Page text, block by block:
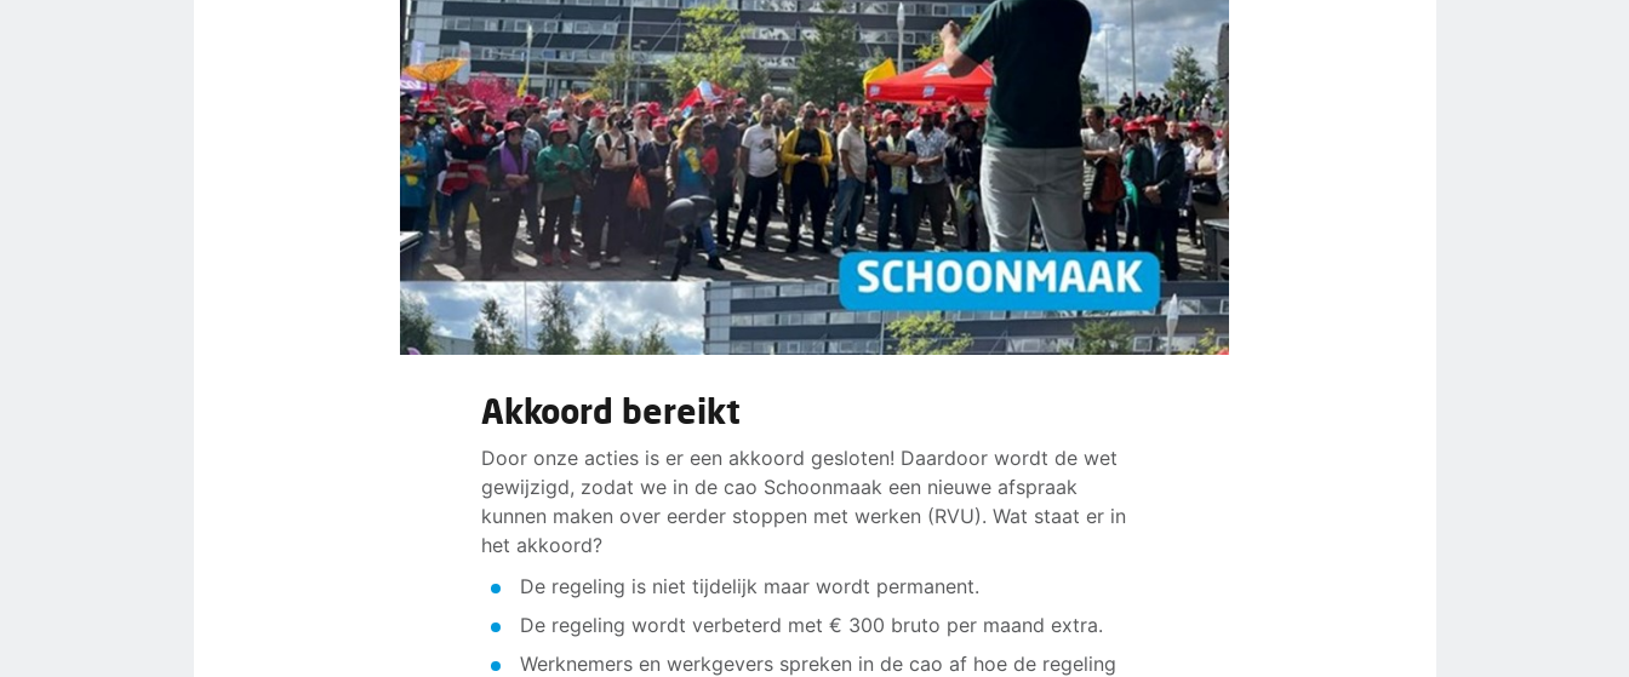
Akkoord bereikt
Door onze acties is er een akkoord gesloten! Daardoor wordt de wet
gewijzigd, zodat we in de cao Schoonmaak een nieuwe afspraak
kunnen maken over eerder stoppen met werken (RVU). Wat staat er in
het akkoord?
De regeling is niet tijdelijk maar wordt permanent.
De regeling wordt verbeterd met € 300 bruto per maand extra.
Werknemers en werkgevers spreken in de cao af hoe de regeling